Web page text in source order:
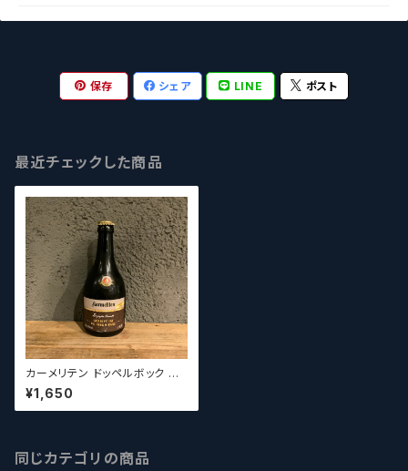
保存 シェア LINE ポスト
最近チェックした商品
カーメリテン ドッペルボック バ
ーボンファス Karmeliten Dop
pelbock Bourbon Fass
¥1,650
同じカテゴリの商品